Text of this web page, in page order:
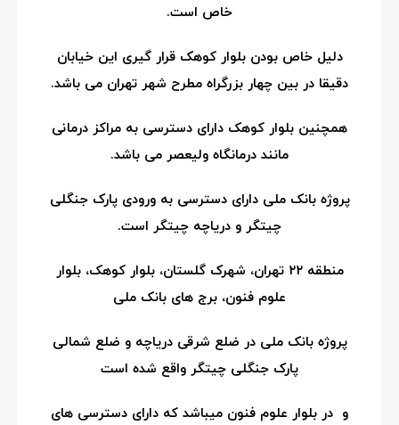
خاص است.
دلیل خاص بودن بلوار کوهک قرار گیری این خیابان
دقیقا در بین چهار بزرگراه مطرح شهر تهران می باشد.
همچنین بلوار کوهک دارای دسترسی به مراکز درمانی
مانند درمانگاه ولیعصر می باشد.
پروژه بانک ملی دارای دسترسی به ورودی پارک جنگلی
چیتگر و دریاچه چیتگر است.
منطقه ۲۲ تهران، شهرک گلستان، بلوار کوهک، بلوار
علوم فنون، برج های بانک ملی
پروژه بانک ملی در ضلع شرقی دریاچه و ضلع شمالی
پارک جنگلی چیتگر واقع شده است
و در بلوار علوم فنون میباشد که دارای دسترسی های